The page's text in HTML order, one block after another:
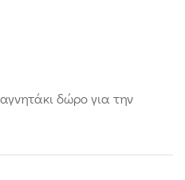
δώρο για την